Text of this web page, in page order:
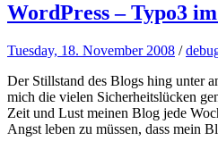
WordPress – Typo3
Tuesday, 18. November 2008 /
Der Stillstand des Blogs hing unter
mich die vielen Sicherheitslücken
Zeit und Lust meinen Blog jede
Angst leben zu müssen, dass mein